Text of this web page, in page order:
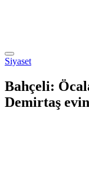
Siyaset
Bahçeli:
Demirtaş